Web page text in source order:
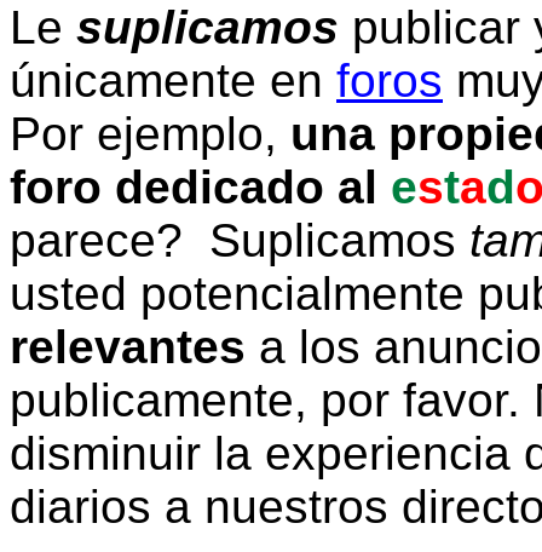
Le suplicamos publicar
únicamente en foros
Por ejemplo, una
foro dedicado al estad
parece? Suplicamos
usted potencialmente
relevantes a los
publicamente, por
disminuir la experiencia
diarios a nuestros